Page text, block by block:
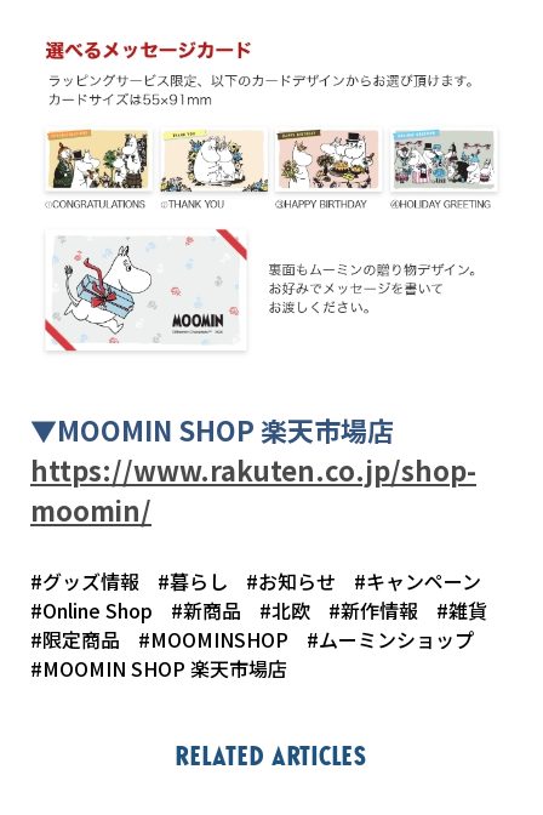
▼MOOMIN SHOP 楽天市場店
https://www.rakuten.co.jp/shop-
moomin/
#グッズ情報 #暮らし #お知らせ
#キャンペーン
#Online Shop
#新商品 #北欧 #新作情報
#雑貨
#限定商品
#MOOMINSHOP
#ムーミンショップ
#MOOMIN SHOP 楽天市場店
Related articles